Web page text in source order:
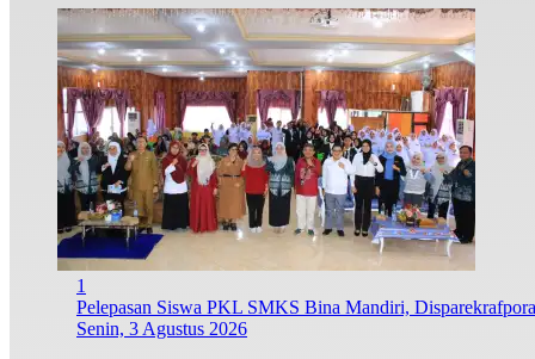
1
Pelepasan Siswa PKL SMKS Bina Mandiri,
Senin, 3 Agustus 2026